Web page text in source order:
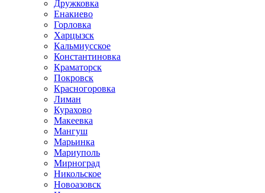
Дружковка
Енакиево
Горловка
Харцызск
Кальмиусское
Константиновка
Краматорск
Покровск
Красногоровка
Лиман
Курахово
Макеевка
Мангуш
Марьинка
Мариуполь
Мирноград
Никольское
Новоазовск